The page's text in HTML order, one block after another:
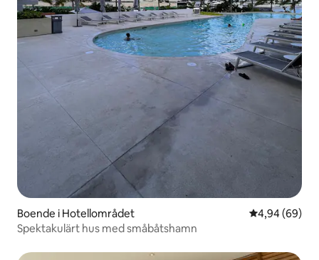
Boende i Hotellområdet 4,94 av 5 i
4,94 (69)
Spektakulärt hus med småbåtshamn